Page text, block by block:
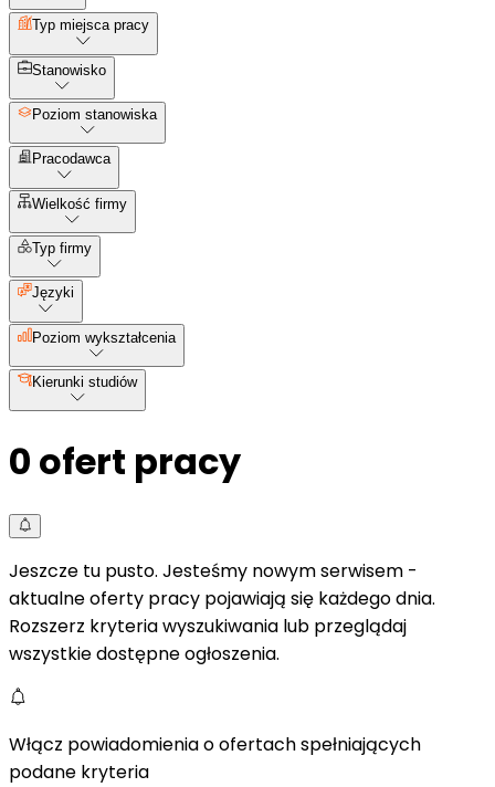
Typ miejsca pracy
Stanowisko
Poziom stanowiska
Pracodawca
Wielkość firmy
Typ firmy
Języki
Poziom wykształcenia
Kierunki studiów
0 ofert pracy
Jeszcze tu pusto. Jesteśmy nowym serwisem -
aktualne oferty pracy pojawiają się każdego dnia.
Rozszerz kryteria wyszukiwania lub przeglądaj
wszystkie dostępne ogłoszenia.
Włącz powiadomienia o ofertach spełniających
podane kryteria